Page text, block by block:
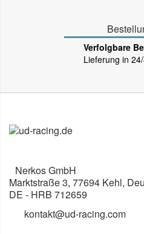
Verfolgbare
Lieferung in
Nerkos GmbH
Marktstraße 3, 77694 Kehl,
DE - HRB 712659
kontakt@ud-racing.com